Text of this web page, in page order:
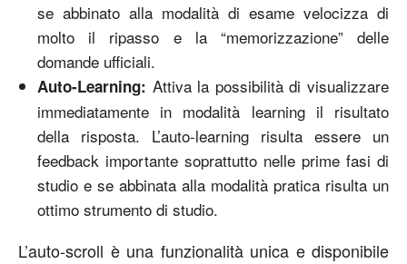
se abbinato alla modalità di esame velocizza di
molto il ripasso e la “memorizzazione” delle
domande ufficiali.
Auto-Learning: Attiva la possibilità di visualizzare
immediatamente in modalità learning il risultato
della risposta. L’auto-learning risulta essere un
feedback importante soprattutto nelle prime fasi di
studio e se abbinata alla modalità pratica risulta un
ottimo strumento di studio.
L’auto-scroll è una funzionalità unica e disponibile